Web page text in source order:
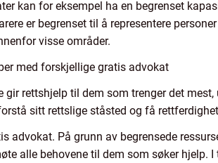
kan for eksempel ha en begrenset
er begrenset til å representere
visse områder.
med forskjellige gratis advokat
rettshjelp til dem som trenger det
sitt rettslige ståsted og få
advokat. På grunn av begrensede
alle behovene til dem som søker